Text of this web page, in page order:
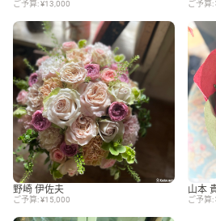
ご予算: ¥13,000 ご予算
野崎 伊佐夫
ご予算: ¥15,000
山本
ご予算